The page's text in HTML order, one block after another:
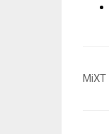
MiXT